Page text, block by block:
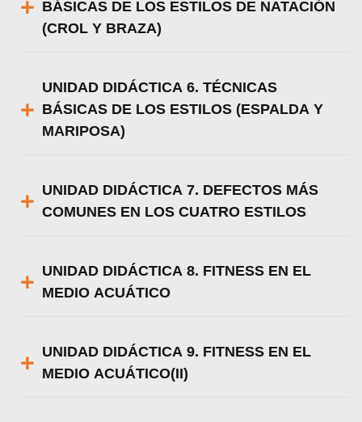
BÁSICAS DE LOS ESTILOS DE NATACIÓN
(CROL Y BRAZA)
UNIDAD DIDÁCTICA 6. TÉCNICAS
BÁSICAS DE LOS ESTILOS (ESPALDA Y
MARIPOSA)
UNIDAD DIDÁCTICA 7. DEFECTOS MÁS
COMUNES EN LOS CUATRO ESTILOS
UNIDAD DIDÁCTICA 8. FITNESS EN EL
MEDIO ACUÁTICO
UNIDAD DIDÁCTICA 9. FITNESS EN EL
MEDIO ACUÁTICO(II)